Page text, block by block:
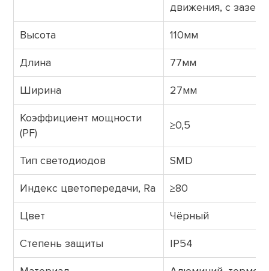
движения, с
Высота 110мм
Длина 77мм
Ширина 27мм
Коэффициент мощности
(PF)
≥0,5
Тип светодиодов SMD
Индекс цветопередачи, Ra ≥80
Цвет Чёрный
Степень защиты IP54